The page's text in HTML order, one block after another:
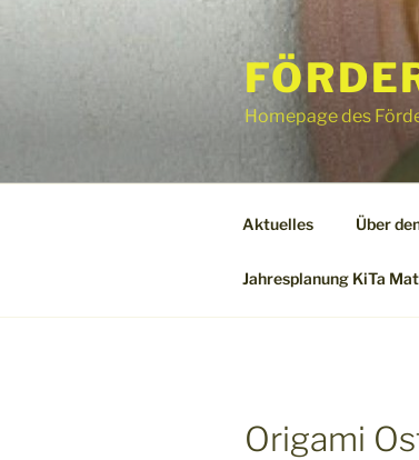
Inhalt
Homepage des
Aktuelles Über
Jahresplanung KiTa
Origami